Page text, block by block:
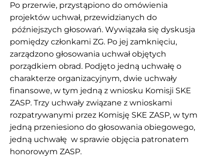
Po przerwie, przystąpiono do omówienia
projektów uchwał, przewidzianych do
późniejszych głosowań. Wywiązała się dyskusja
pomiędzy członkami ZG. Po jej zamknięciu,
zarządzono głosowania uchwał objętych
porządkiem obrad. Podjęto jedną uchwałę o
charakterze organizacyjnym, dwie uchwały
finansowe, w tym jedną z wniosku Komisji SKE
ZASP. Trzy uchwały związane z wnioskami
rozpatrywanymi przez Komisję SKE ZASP, w tym
jedną przeniesiono do głosowania obiegowego,
jedną uchwałę w sprawie objęcia patronatem
honorowym ZASP.